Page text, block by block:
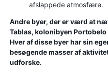
afslappede atmosfære.
Andre byer, der er værd at
Tablas, kolonibyen
Hver af disse byer har sin
besøgende masser af
udforske.